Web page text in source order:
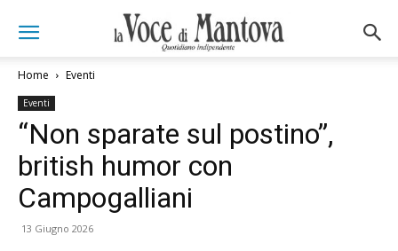
Home Eventi
Eventi
“Non sparate sul postino”,
british humor con
Campogalliani
13 Giugno 2026